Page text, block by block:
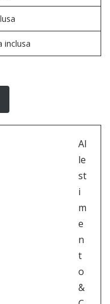
inclusa
Al
le
st
i
m
e
n
t
o
&